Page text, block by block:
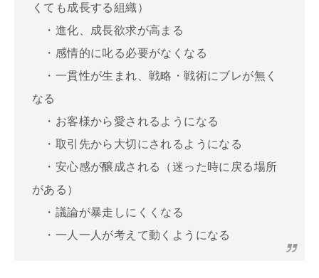
くても成長する組織）
・進化、成長欲求が高まる
・感情的に叱る必要がなくなる
・一貫性が生まれ、戦略・戦術にブレが無く
なる
・お客様から愛されるようになる
・取引先から大切にされるようになる
・安心感が醸成される（迷った時に戻る場所
がある）
・議論が暴走しにくくなる
・一人一人が考えて動くようになる